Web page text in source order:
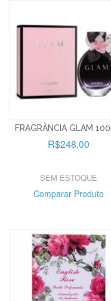
FRAGRÂNCIA GLAM
R$248,00
SEM ESTOQUE
Comparar Produto